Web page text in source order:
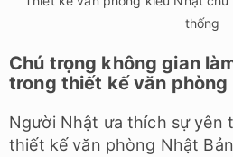
thống
Chú trọng không gian
trong thiết kế văn phòng
Người Nhật ưa thích sự yên
thiết kế văn phòng Nhật